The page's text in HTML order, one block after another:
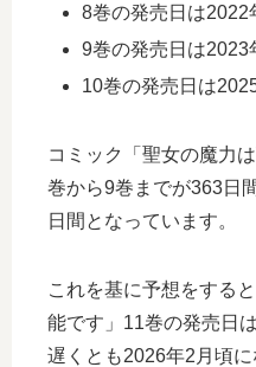
8巻の発売日は2022
9巻の発売日は2023
10巻の発売日は
コミック「聖女の魔力
巻から9巻までが363日
日間となっています。
これを基に予想をする
能です」11巻の発売日
遅くとも2026年2月頃に